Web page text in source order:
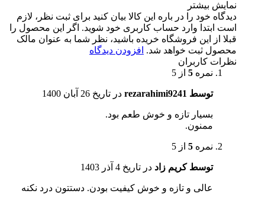
نمایش بیشتر
دیدگاه خود را در باره این کالا بیان کنید برای ثبت نظر، لازم
است ابتدا وارد حساب کاربری خود شوید. اگر این محصول را
قبلا از این فروشگاه خریده باشید، نظر شما به عنوان مالک
محصول ثبت خواهد شد. افزودن دیدگاه
نظرات کاربران
نمره 5 از 5
توسط rezarahimi9241 در تاریخ 26 آبان 1400
بسیار تازه و خوش طعم بود.
ممنون.
نمره 5 از 5
توسط کریم زاد در تاریخ 4 آذر 1403
عالی و تازه و خوش کیفیت بودن. دستتون درد نکنه